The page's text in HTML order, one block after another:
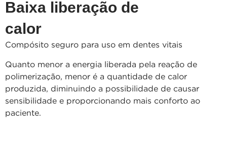
Baixa liberação de
calor
Compósito seguro para uso em dentes vitais
Quanto menor a energia liberada pela reação de
polimerização, menor é a quantidade de calor
produzida, diminuindo a possibilidade de causar
sensibilidade e proporcionando mais conforto ao
paciente.